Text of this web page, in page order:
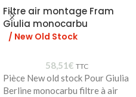
Filtre air montage Fram
Giulia monocarbu
/ New Old Stock
58,51€ TTC
Pièce New old stock Pour Giulia
Berline monocarbu filtre à air